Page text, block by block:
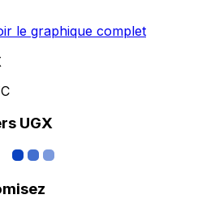
le graphique complet
UGX